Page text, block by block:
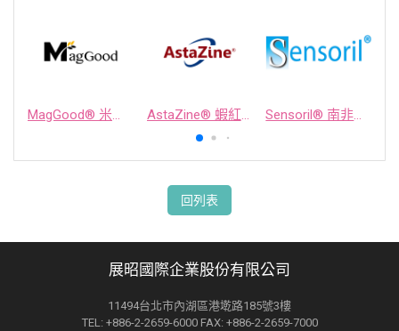
MagGood® 米源鎂® 米糠濃縮物 AstaZine® 蝦紅素 Sensoril® 南非醉茄萃取物
回列表
展昭國際企業股份有限公司
11494台北市內湖區港墘路185號3樓
TEL: +886-2-2659-6000 FAX: +886-2-2659-7000